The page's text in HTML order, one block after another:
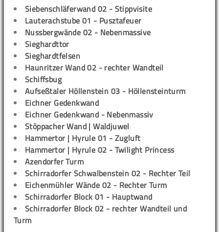
Siebenschläferwand 02 - Stippvisite
Lauterachstube 01 - Pusztafeuer
Nussbergwände 02 - Nebenmassive
Sieghardttor
Sieghardtfelsen
Haunritzer Wand 02 - rechter Wandteil
Schiffsbug
Aufseßtaler Höllenstein 03 - Höllensteinturm
Eichner Gedenkwand
Eichner Gedenkwand - Nebenmassiv
Stöppacher Wand | Waldjuwel
Hammertor | Hyrule 01 - Zugluft
Hammertor | Hyrule 02 - Twilight Princess
Azendorfer Turm
Schirradorfer Schwalbenstein 02 - Rechter Teil
Eichenmühler Wände 02 - Rechter Turm
Schirradorfer Block 01 - Hauptwand
Schirradorfer Block 02 - rechter Wandteil und
Turm